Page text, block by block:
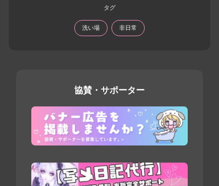
タグ
洗い場 非日常
協賛・サポーター